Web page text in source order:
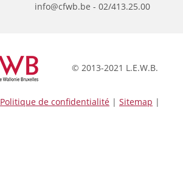
info@cfwb.be - 02/413.25.00
© 2013-2021 L.E.W.B.
Politique de confidentialité | Sitemap |